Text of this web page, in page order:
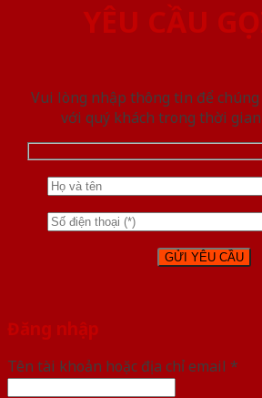
YÊU CẦU
Vui lòng nhập thông tin để
với quý khách trong thời
Đăng nhập
Tên tài khoản hoặc địa chỉ email *